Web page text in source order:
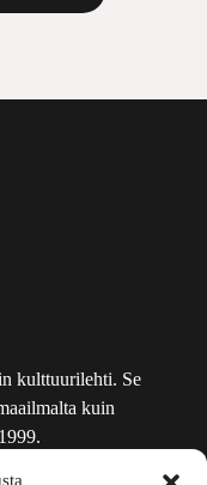
kulttuurilehti. Se
kuin